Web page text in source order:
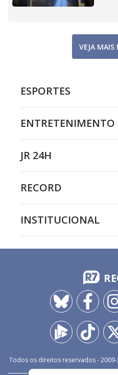
VEJA MAIS
ESPORTES
ENTRETENIMENTO
JR 24H
RECORD
INSTITUCIONAL
Todos os direitos reservados - 2009-